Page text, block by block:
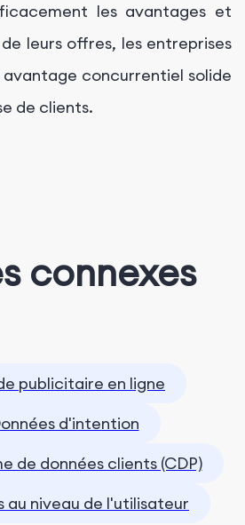
les avantages et
leurs offres, les entreprises
concurrentiel solide
de clients.
connexes
publicitaire en ligne
d'intention
de données clients (CDP)
au niveau de l'utilisateur